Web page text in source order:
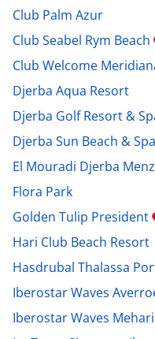
Club Palm Azur
Club Seabel Rym Beach
Club Welcome
Djerba Aqua Resort
Djerba Golf Resort &
Djerba Sun Beach & Spa
El Mouradi Djerba
Flora Park
Golden Tulip President
Hari Club Beach Resort
Hasdrubal Thalassa
Iberostar Waves
Iberostar Waves